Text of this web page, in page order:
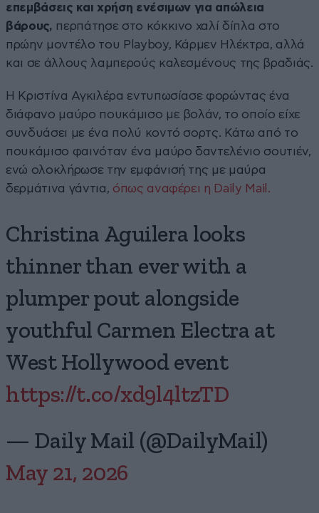
επεμβάσεις και χρήση ενέσιμων για απώλεια
βάρους, περπάτησε στο κόκκινο χαλί δίπλα στο
πρώην μοντέλο του Playboy, Κάρμεν Ηλέκτρα, αλλά
και σε άλλους λαμπερούς καλεσμένους της βραδιάς.
Η Κριστίνα Αγκιλέρα εντυπωσίασε φορώντας ένα
διάφανο μαύρο πουκάμισο με βολάν, το οποίο είχε
συνδυάσει με ένα πολύ κοντό σορτς. Κάτω από το
πουκάμισο φαινόταν ένα μαύρο δαντελένιο σουτιέν,
ενώ ολοκλήρωσε την εμφάνισή της με μαύρα
δερμάτινα γάντια, όπως αναφέρει η Daily Mail.
Christina Aguilera looks
thinner than ever with a
plumper pout alongside
youthful Carmen Electra at
West Hollywood event
https://t.co/xd9l4ltzTD
— Daily Mail (@DailyMail)
May 21, 2026